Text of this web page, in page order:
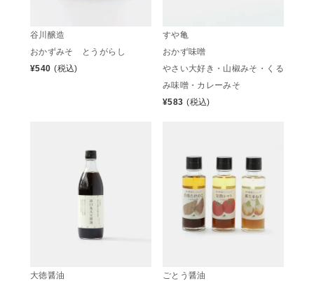
谷川醸造
おかずみそ とうがらし
¥540 (税込)
すや亀
おかず味噌
やさい大好き・山椒みそ・くる
み味噌・カレーみそ
¥583 (税込)
大徳醤油
ごとう醤油